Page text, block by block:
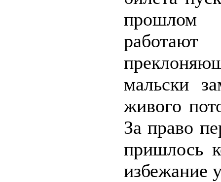
прошлом
мальски
живого
За право
пришлось
избежание